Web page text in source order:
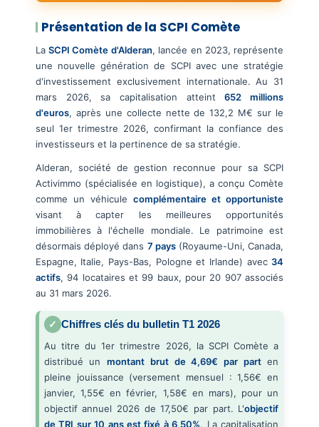
Présentation de la SCPI Comète
LaSCPI Comète d'Alderan, lancée en 2023, représente
une nouvelle génération de SCPI avec une stratégie
d'investissement exclusivement internationale. Au 31
mars 2026, sa capitalisation atteint652 millions
d'euros, après une collecte nette de 132,2 M€ sur le
seul 1er trimestre 2026, confirmant la confiance des
investisseurs et la pertinence de sa stratégie.
Alderan, société de gestion reconnue pour sa SCPI
Activimmo (spécialisée en logistique), a conçu Comète
comme un véhiculecomplémentaire et opportuniste
visant à capter les meilleures opportunités
immobilières à l'échelle mondiale. Le patrimoine est
désormais déployé dans 7 pays(Royaume-Uni, Canada,
Espagne, Italie, Pays-Bas, Pologne et Irlande) avec 34
actifs, 94 locataires et 99 baux, pour 20 907 associés
au 31 mars 2026.
Chiffres clés du bulletin T1 2026
Au titre du 1er trimestre 2026, la SCPI Comète a
distribué unmontant brut de 4,69€ par parten
pleine jouissance (versement mensuel : 1,56€ en
janvier, 1,55€ en février, 1,58€ en mars), pour un
objectif annuel 2026 de 17,50€ par part. L'objectif
de TRI sur 10 ans est fixé à 6,50%. La capitalisation